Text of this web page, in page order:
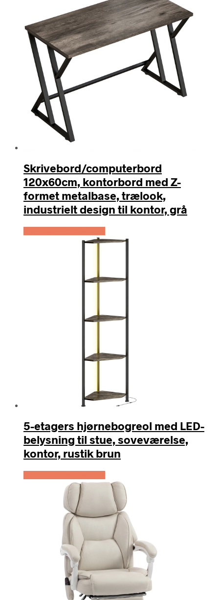
Skrivebord/computerbord
120x60cm, kontorbord med Z-
formet metalbase, trælook,
industrielt design til kontor, grå
5-etagers hjørnebogreol med LED-
belysning til stue, soveværelse,
kontor, rustik brun